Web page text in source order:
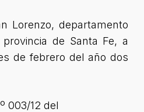
Lorenzo, departamento
de Santa Fe, a
de febrero del año dos
003/12 del